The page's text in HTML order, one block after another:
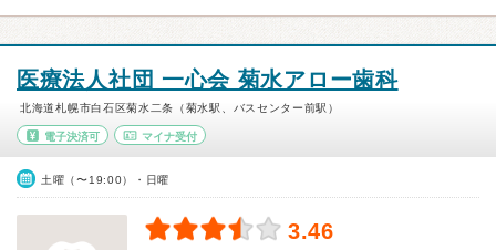
医療法人社団 一心会 菊水アロー歯科
北海道札幌市白石区菊水二条（菊水駅、バスセンター前駅）
電子決済可 マイナ受付
土曜（〜19:00）・日曜
3.46